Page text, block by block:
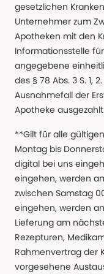
gesetzlichen
Unternehmer zum
Apotheken mit den
Informationsstelle
angegebene
des § 78 Abs. 3 S. 1,
Ausnahmefall der
Apotheke
**Gilt für alle
Montag bis
digital bei uns
eingehen, werden
zwischen Samstag
eingehen, werden
Lieferung am
Rezepturen,
Rahmenvertrag der
vorgesehene